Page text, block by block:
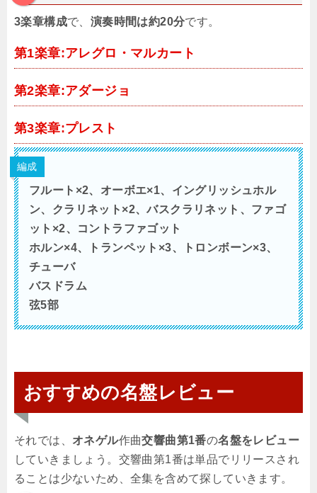
3楽章構成で、 演奏時間は約20分です。
第1楽章:アレグロ・マルカート
第2楽章:アダージョ
第3楽章:プレスト
編成
フルート×2、オーボエ×1、イングリッシュホル
ン、クラリネット×2、バスクラリネット、ファゴ
ット×2、コントラファゴット
ホルン×4、トランペット×3、トロンボーン×3、
チューバ
バスドラム
弦5部
おすすめの名盤レビュー
それでは、 オネゲル作曲交響曲第1番の名盤をレビュー
していきましょう。交響曲第1番は単品でリリースされ
ることは少ないため、全集を含めて探していきます。